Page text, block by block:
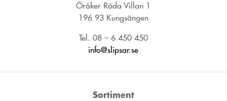
Öråker Röda Villan 1
196 93 Kungsängen
Tel. 08 – 6 450 450
info@slipsar.se
Sortiment